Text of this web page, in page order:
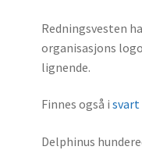
Redningsvesten
organisasjons
lignende.
Finnes også i svart
Delphinus